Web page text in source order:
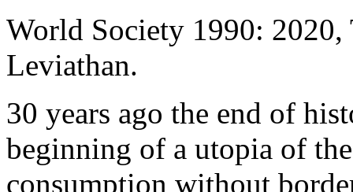
World Society 1990: 2020,
Leviathan.
30 years ago the end of
beginning of a utopia of
consumption without